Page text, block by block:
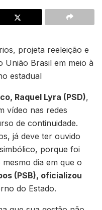
projeta reeleição e
União Brasil em meio à
estadual
Raquel Lyra (PSD),
vídeo nas redes
de continuidade.
já deve ter ouvido
porque foi
dia em que o
(PSB), oficializou
do Estado.